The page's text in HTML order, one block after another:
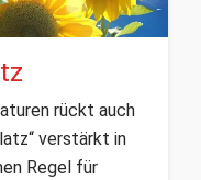
rückt auch
verstärkt in
Regel für